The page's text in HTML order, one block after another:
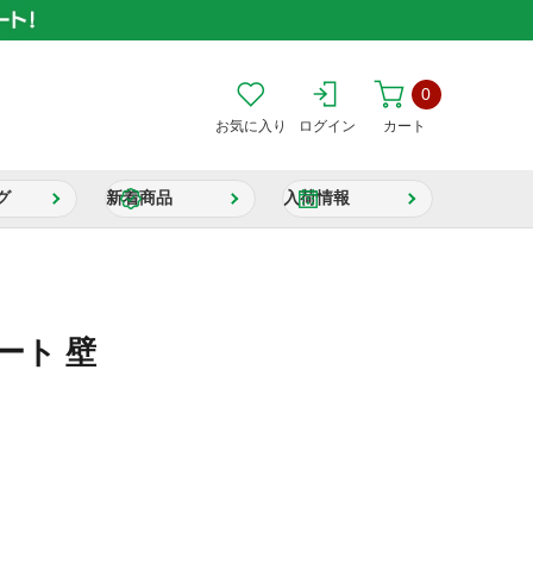
お気に入り ログイン カート
0
新着商品 入荷情報
ト 壁